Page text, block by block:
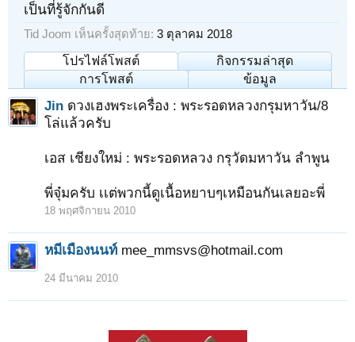
เป็นที่รู้จักกันดี
Tid Joom เห็นครั้งสุดท้าย: 3 ตุลาคม 2018
โปรไฟล์โพสต์
กิจกรรมล่าสุด
การโพสต์
ข้อมูล
Jin ดวงเฮงพระเครื่อง : พระรอดหลวงกรุมหาวัน/8
โล่แล้วครับ
เอส เชียงใหม่ : พระรอดหลวง กรุวัดมหาวัน ลำพูน
พี่จุ๋มครับ เเต่พวกนี้ดูเนื้อหยาบๆเหมือนกันเลยอะพี่
18 พฤศจิกายน 2010
หมีเมืองนนท์ mee_mmsvs@hotmail.com
24 มีนาคม 2010